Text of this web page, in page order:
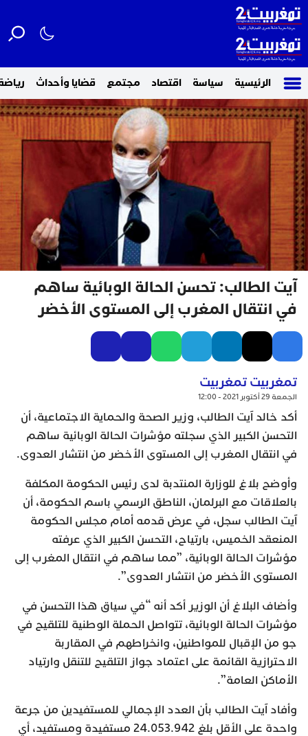
الرئيسية سياسة اقتصاد مجتمع قضايا وأحداث
آيت الطالب: تحسن الحالة الوبائية ساهم
في انتقال المغرب إلى المستوى الأخضر
تمغربيت تمغربيت
الجمعة 29 أكتوبر 2021 - 12:00
أكد خالد آيت الطالب، وزير الصحة والحماية الاجتماعية، أن
التحسن الكبير الذي سجلته مؤشرات الحالة الوبائية ساهم
في انتقال المغرب إلى المستوى الأخضر من انتشار العدوى.
وأوضح بلاغ للوزارة المنتدبة لدى رئيس الحكومة المكلفة
بالعلاقات مع البرلمان، الناطق الرسمي باسم الحكومة، أن
آيت الطالب سجل، في عرض قدمه أمام مجلس الحكومة
المنعقد الخميس، بارتياح، التحسن الكبير الذي عرفته
مؤشرات الحالة الوبائية، ”مما ساهم في انتقال المغرب إلى
المستوى الأخضر من انتشار العدوى”.
وأضاف البلاغ أن الوزير أكد أنه “في سياق هذا التحسن في
مؤشرات الحالة الوبائية، تتواصل الحملة الوطنية للتلقيح في
جو من الإقبال للمواطنين، وانخراطهم في المقاربة
الاحترازية القائمة على اعتماد جواز التلقيح للتنقل وارتياد
الأماكن العامة”.
وأفاد آيت الطالب بأن العدد الإجمالي للمستفيدين من جرعة
واحدة على الأقل بلغ 24.053.942 مستفيدة ومستفيد، أي